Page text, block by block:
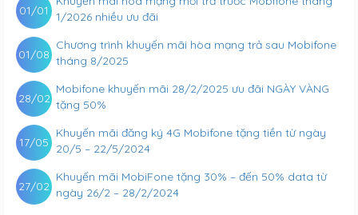
1/2026 nhiều ưu đãi
01/01
Chương trình khuyến mãi hòa mạng trả sau Mobifone
tháng 8/2025
01/08
Mobifone khuyến mãi 28/2/2025 ưu đãi NGÀY VÀNG
tặng 50%
28/02
Khuyến mãi đăng ký 4G Mobifone tặng tiền từ ngày
20/5 – 22/5/2024
17/05
Khuyến mãi MobiFone tặng 30% – đến 50% data từ
ngày 26/2 – 28/2/2024
27/02